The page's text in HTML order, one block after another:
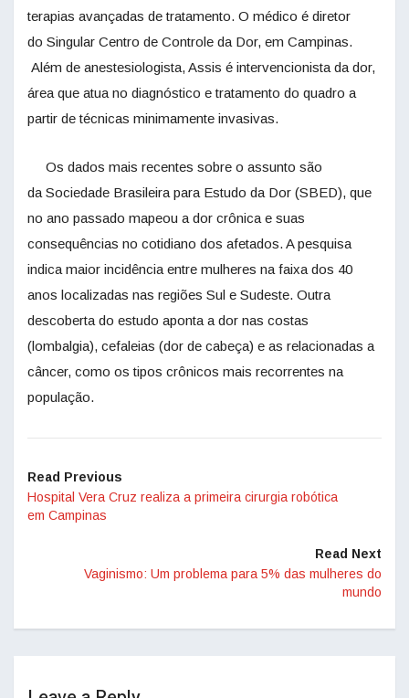
terapias avançadas de tratamento. O médico é diretor
do Singular Centro de Controle da Dor, em Campinas.
Além de anestesiologista, Assis é intervencionista da dor,
área que atua no diagnóstico e tratamento do quadro a
partir de técnicas minimamente invasivas.
Os dados mais recentes sobre o assunto são
da Sociedade Brasileira para Estudo da Dor (SBED), que
no ano passado mapeou a dor crônica e suas
consequências no cotidiano dos afetados. A pesquisa
indica maior incidência entre mulheres na faixa dos 40
anos localizadas nas regiões Sul e Sudeste. Outra
descoberta do estudo aponta a dor nas costas
(lombalgia), cefaleias (dor de cabeça) e as relacionadas a
câncer, como os tipos crônicos mais recorrentes na
população.
Read Previous
Hospital Vera Cruz realiza a primeira cirurgia robótica
em Campinas
Read Next
Vaginismo: Um problema para 5% das mulheres do
mundo